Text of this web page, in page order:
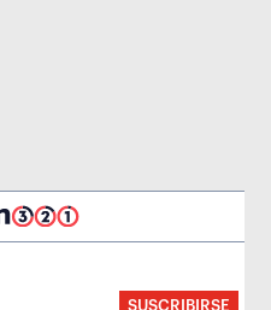
SUSCRIBIRSE